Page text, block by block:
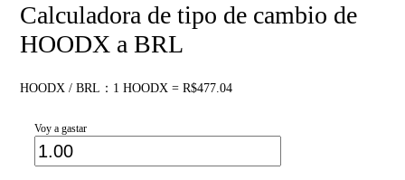
Calculadora de tipo de cambio de
HOODX a BRL
HOODX / BRL：1 HOODX = R$477.04
Voy a gastar